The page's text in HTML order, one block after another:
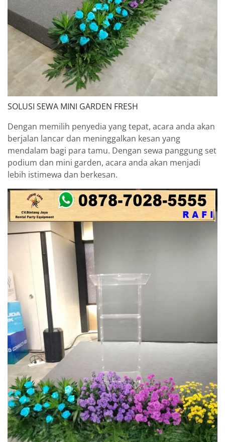
SOLUSI SEWA MINI GARDEN FRESH
Dengan memilih penyedia yang tepat, acara anda akan
berjalan lancar dan meninggalkan kesan yang
mendalam bagi para tamu. Dengan sewa panggung set
podium dan mini garden, acara anda akan menjadi
lebih istimewa dan berkesan.